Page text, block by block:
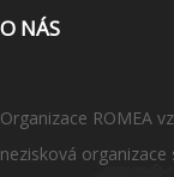
O NÁS
Organizace ROMEA
nezisková